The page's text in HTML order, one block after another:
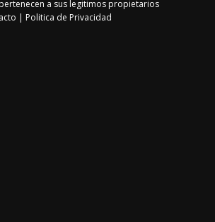
a sus legitimos propietarios
| Politica de Privacidad